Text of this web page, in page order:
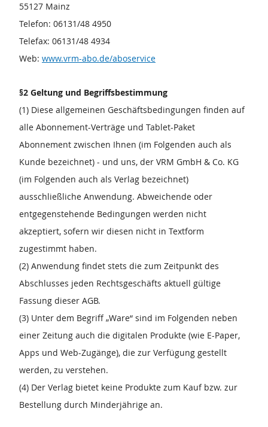
55127 Mainz
Telefon: 06131/48 4950
Telefax: 06131/48 4934
Web: www.vrm-abo.de/aboservice
§2 Geltung und Begriffsbestimmung
(1) Diese allgemeinen Geschäftsbedingungen finden auf
alle Abonnement-Verträge und Tablet-Paket
Abonnement zwischen Ihnen (im Folgenden auch als
Kunde bezeichnet) - und uns, der VRM GmbH & Co. KG
(im Folgenden auch als Verlag bezeichnet)
ausschließliche Anwendung. Abweichende oder
entgegenstehende Bedingungen werden nicht
akzeptiert, sofern wir diesen nicht in Textform
zugestimmt haben.
(2) Anwendung findet stets die zum Zeitpunkt des
Abschlusses jeden Rechtsgeschäfts aktuell gültige
Fassung dieser AGB.
(3) Unter dem Begriff „Ware“ sind im Folgenden neben
einer Zeitung auch die digitalen Produkte (wie E-Paper,
Apps und Web-Zugänge), die zur Verfügung gestellt
werden, zu verstehen.
(4) Der Verlag bietet keine Produkte zum Kauf bzw. zur
Bestellung durch Minderjährige an.